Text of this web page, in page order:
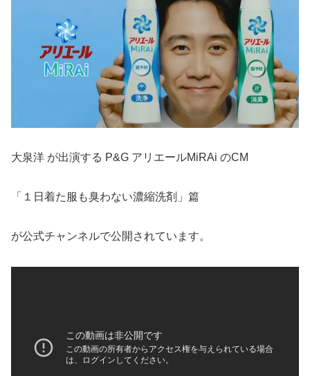
大泉洋 が出演する P&G アリエールMiRAi のCM
「１日着た服も臭わない濃縮洗剤」篇
が公式チャンネルで公開されています。